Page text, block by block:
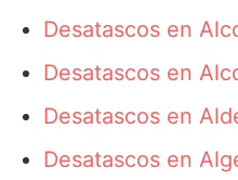
Desatascos en
Desatascos en
Desatascos en
Desatascos en